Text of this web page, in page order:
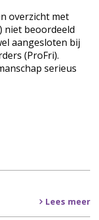
overzicht met
niet beoordeeld
aangesloten bij
(ProFri).
serieus
Lees meer